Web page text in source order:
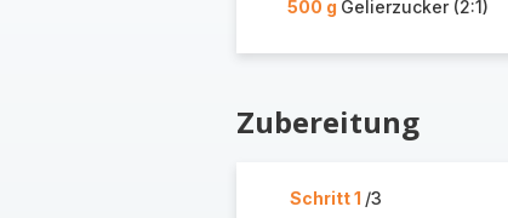
500 g Gelierzucker (2:1)
Zubereitung
Schritt 1 /3